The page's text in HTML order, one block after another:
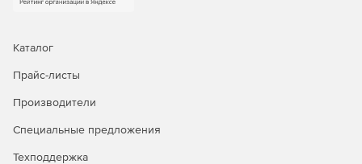
виртуализации серверов и инфраструктур VDI.
сервисов.
Каталог
Прайс-листы
Производители
Специальные предложения
Техподдержка